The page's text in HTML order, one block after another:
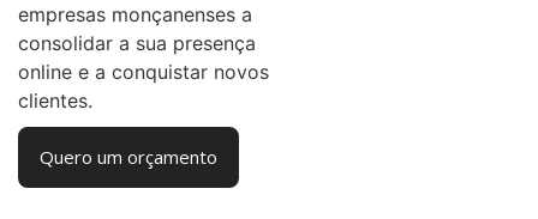
empresas monçanenses a
consolidar a sua presença
online e a conquistar novos
clientes.
Quero um orçamento